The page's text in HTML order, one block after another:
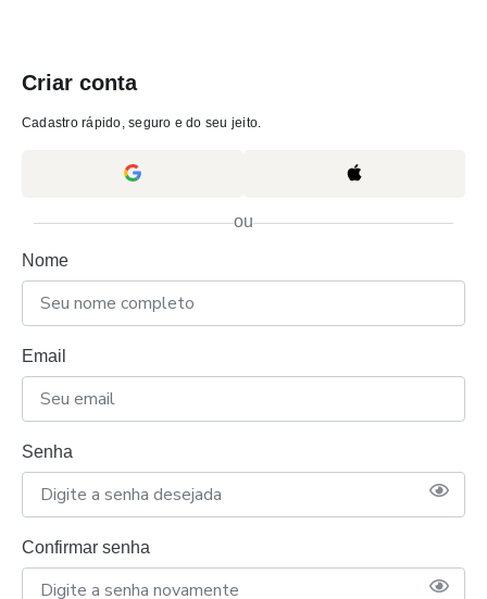
Criar conta
Cadastro rápido, seguro e do seu jeito.
ou
Nome
Email
Senha
Confirmar senha